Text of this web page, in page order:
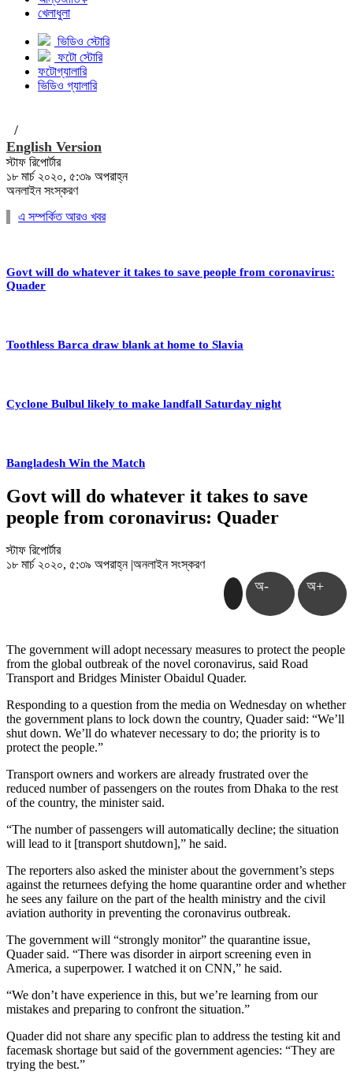
খেলাধুলা
ভিডিও স্টোরি
ফটো স্টোরি
ফটোগ্যালারি
ভিডিও গ্যালারি
/
English Version
স্টাফ রিপোর্টার
১৮ মার্চ ২০২০, ৫:৩৯ অপরাহ্ন
অনলাইন সংস্করণ
এ সম্পর্কিত আরও খবর
Govt will do whatever it takes to save people from coronavirus:
Quader
Toothless Barca draw blank at home to Slavia
Cyclone Bulbul likely to make landfall Saturday night
Bangladesh Win the Match
Govt will do whatever it takes to save
people from coronavirus: Quader
স্টাফ রিপোর্টার
১৮ মার্চ ২০২০, ৫:৩৯ অপরাহ্ন |অনলাইন সংস্করণ
অ- অ+
The government will adopt necessary measures to protect the people
from the global outbreak of the novel coronavirus, said Road
Transport and Bridges Minister Obaidul Quader.
Responding to a question from the media on Wednesday on whether
the government plans to lock down the country, Quader said: “We’ll
shut down. We’ll do whatever necessary to do; the priority is to
protect the people.”
Transport owners and workers are already frustrated over the
reduced number of passengers on the routes from Dhaka to the rest
of the country, the minister said.
“The number of passengers will automatically decline; the situation
will lead to it [transport shutdown],” he said.
The reporters also asked the minister about the government’s steps
against the returnees defying the home quarantine order and whether
he sees any failure on the part of the health ministry and the civil
aviation authority in preventing the coronavirus outbreak.
The government will “strongly monitor” the quarantine issue,
Quader said. “There was disorder in airport screening even in
America, a superpower. I watched it on CNN,” he said.
“We don’t have experience in this, but we’re learning from our
mistakes and preparing to confront the situation.”
Quader did not share any specific plan to address the testing kit and
facemask shortage but said of the government agencies: “They are
trying the best.”